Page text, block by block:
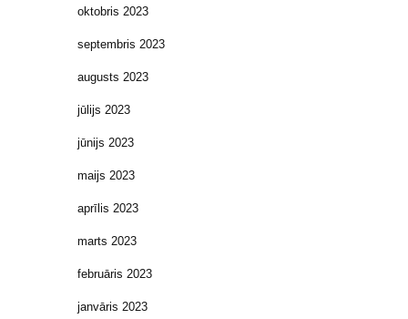
oktobris 2023
septembris 2023
augusts 2023
jūlijs 2023
jūnijs 2023
maijs 2023
aprīlis 2023
marts 2023
februāris 2023
janvāris 2023